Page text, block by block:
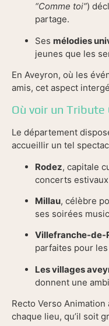
“Comme toi”)
partage.
Ses mélodies
jeunes que les
En Aveyron, où les
amis, cet aspect
Où voir un Tribute
Le département
accueillir un tel
Rodez, capitale
concerts
Millau, célèbre
ses soirées
Villefranche-de-
parfaites pour
Les villages
donnent une
Recto Verso Animation
chaque lieu, qu’il soit